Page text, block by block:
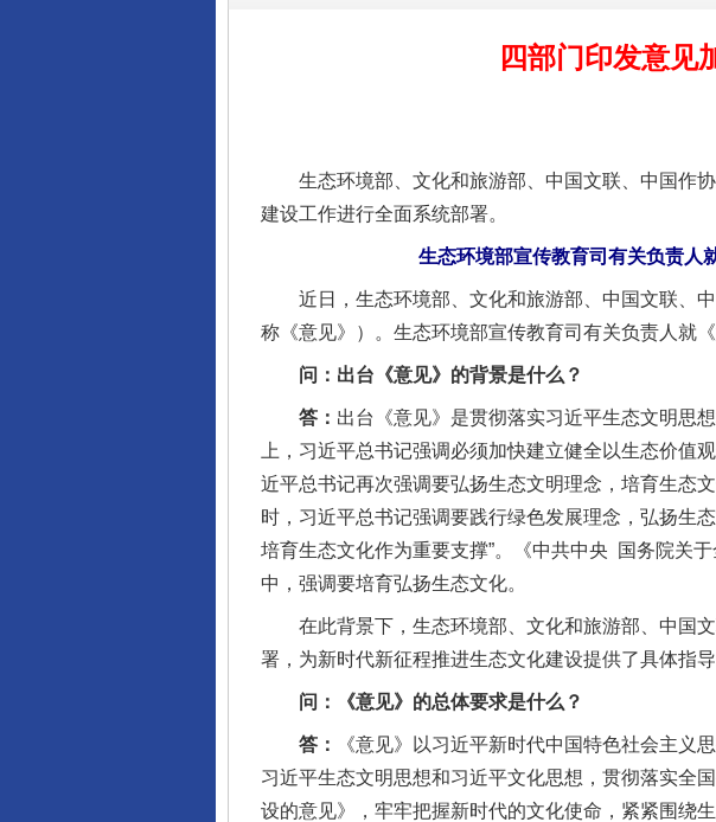
四部门印发意见
生态环境部、文化和旅游部、中国文联、中国作协
建设工作进行全面系统部署。
生态环境部宣传教育司有关负责人
近日，生态环境部、文化和旅游部、中国文联、中
称《意见》）。生态环境部宣传教育司有关负责人就
问：出台《意见》的背景是什么？
答： 出台《意见》是贯彻落实习近平生态文明思
上，习近平总书记强调必须加快建立健全以生态价值
近平总书记再次强调要弘扬生态文明理念，培育生态
时，习近平总书记强调要践行绿色发展理念，弘扬生
培育生态文化作为重要支撑”。《中共中央 国务院关
中，强调要培育弘扬生态文化。
在此背景下，生态环境部、文化和旅游部、中国文
署，为新时代新征程推进生态文化建设提供了具体指导
问：《意见》的总体要求是什么？
答：
《意见》以习近平新时代中国特色社会主义
习近平生态文明思想和习近平文化思想，贯彻落实全
设的意见》，牢牢把握新时代的文化使命，紧紧围绕